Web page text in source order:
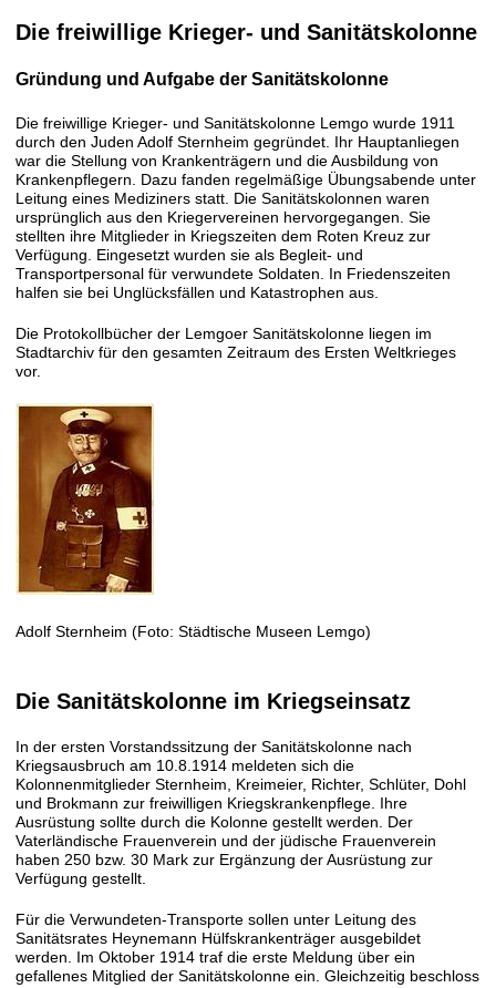
Die freiwillige Krieger- und Sanitätskolonne
Gründung und Aufgabe der Sanitätskolonne
Die freiwillige Krieger- und Sanitätskolonne Lemgo wurde 1911
durch den Juden Adolf Sternheim gegründet. Ihr Hauptanliegen
war die Stellung von Krankenträgern und die Ausbildung von
Krankenpflegern. Dazu fanden regelmäßige Übungsabende unter
Leitung eines Mediziners statt. Die Sanitätskolonnen waren
ursprünglich aus den Kriegervereinen hervorgegangen. Sie
stellten ihre Mitglieder in Kriegszeiten dem Roten Kreuz zur
Verfügung. Eingesetzt wurden sie als Begleit- und
Transportpersonal für verwundete Soldaten. In Friedenszeiten
halfen sie bei Unglücksfällen und Katastrophen aus.
Die Protokollbücher der Lemgoer Sanitätskolonne liegen im
Stadtarchiv für den gesamten Zeitraum des Ersten Weltkrieges
vor.
Adolf Sternheim (Foto: Städtische Museen Lemgo)
Die Sanitätskolonne im Kriegseinsatz
In der ersten Vorstandssitzung der Sanitätskolonne nach
Kriegsausbruch am 10.8.1914 meldeten sich die
Kolonnenmitglieder Sternheim, Kreimeier, Richter, Schlüter, Dohl
und Brokmann zur freiwilligen Kriegskrankenpflege. Ihre
Ausrüstung sollte durch die Kolonne gestellt werden. Der
Vaterländische Frauenverein und der jüdische Frauenverein
haben 250 bzw. 30 Mark zur Ergänzung der Ausrüstung zur
Verfügung gestellt.
Für die Verwundeten-Transporte sollen unter Leitung des
Sanitätsrates Heynemann Hülfskrankenträger ausgebildet
werden. Im Oktober 1914 traf die erste Meldung über ein
gefallenes Mitglied der Sanitätskolonne ein. Gleichzeitig beschloss